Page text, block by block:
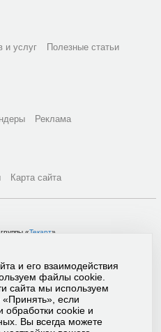
и услуг
Полезные статьи
Реклама
Карта сайта
«Текарт»
можете связаться с нашей
данных
и его взаимодействия
файлы cookie.
сайта мы используем
если
обработки cookie и
Вы всегда можете